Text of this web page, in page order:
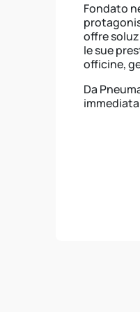
Fondato
offre
le sue
officine,
Da